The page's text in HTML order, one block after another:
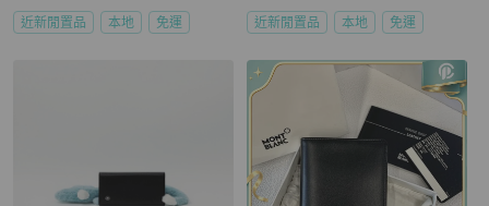
近新閒置品 本地 免運 近新閒置品 本地 免運